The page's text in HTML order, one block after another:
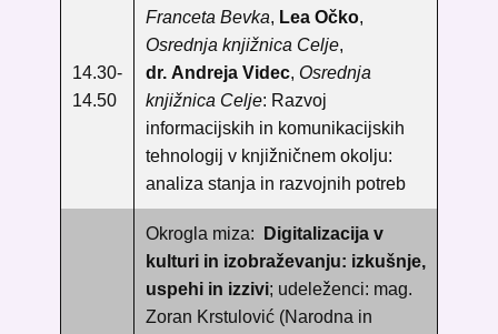
14.30-
14.50
Franceta Bevka, Lea Očko,
Osrednja knjižnica Celje,
dr. Andreja Videc, Osrednja
knjižnica Celje: Razvoj
informacijskih in komunikacijskih
tehnologij v knjižničnem okolju:
analiza stanja in razvojnih potreb
Okrogla miza:
Digitalizacija v
kulturi in izobraževanju: izkušnje,
uspehi in izzivi; ​udeleženci: mag.
Zoran Krstulović (Narodna in